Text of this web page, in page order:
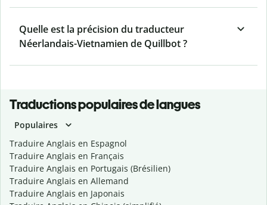
Quelle est la précision du traducteur
Néerlandais-Vietnamien de Quillbot ?
Traductions populaires de langues
Populaires
Traduire Anglais en Espagnol
Traduire Anglais en Français
Traduire Anglais en Portugais (Brésilien)
Traduire Anglais en Allemand
Traduire Anglais en Japonais